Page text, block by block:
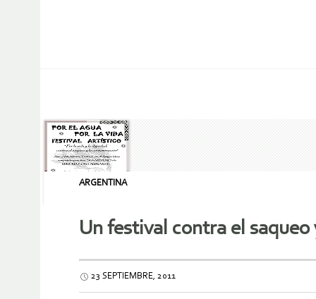
ARGENTINA
Un festival contra el
23 SEPTIEMBRE, 2011